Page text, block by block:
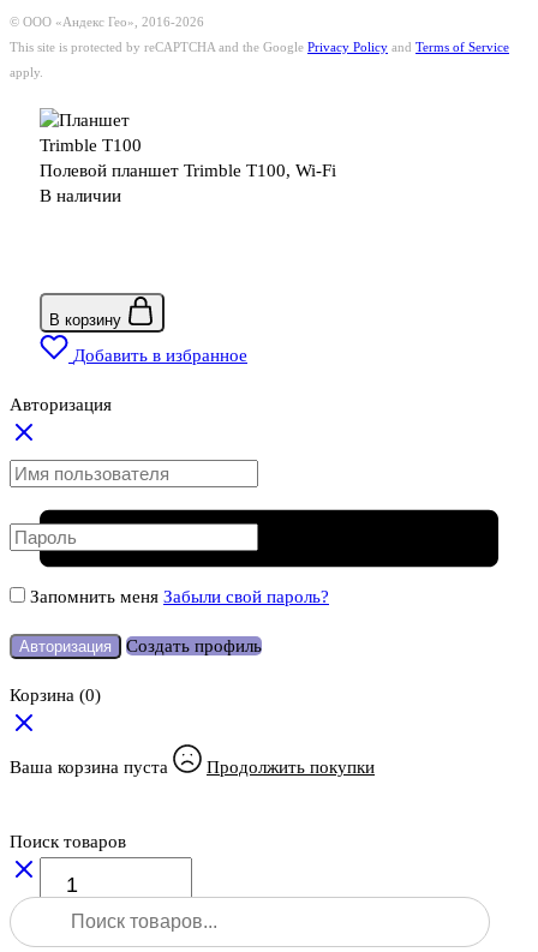
© ООО «Андекс Гео», 2016-2026
This site is protected by reCAPTCHA and the Google Privacy Policy and Terms of Service
apply.
Полевой планшет Trimble T100, Wi-Fi
В наличии
Количество
товара
Полевой
В корзину
Добавить в избранное
Авторизация
Запомнить меня Забыли свой пароль?
Авторизация Создать профиль
Корзина (0)
Ваша корзина пуста Продолжить покупки
Поиск товаров
Поиск
товаров